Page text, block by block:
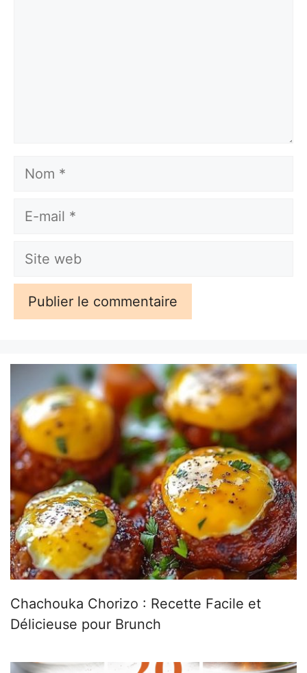
Nom
E-
Site
Chachouka Chorizo : Recette Facile et
Délicieuse pour Brunch